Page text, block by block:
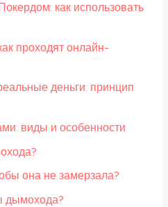
как использовать
проходят онлайн-
деньги: принцип
виды и особенности
она не замерзала?
дымохода?